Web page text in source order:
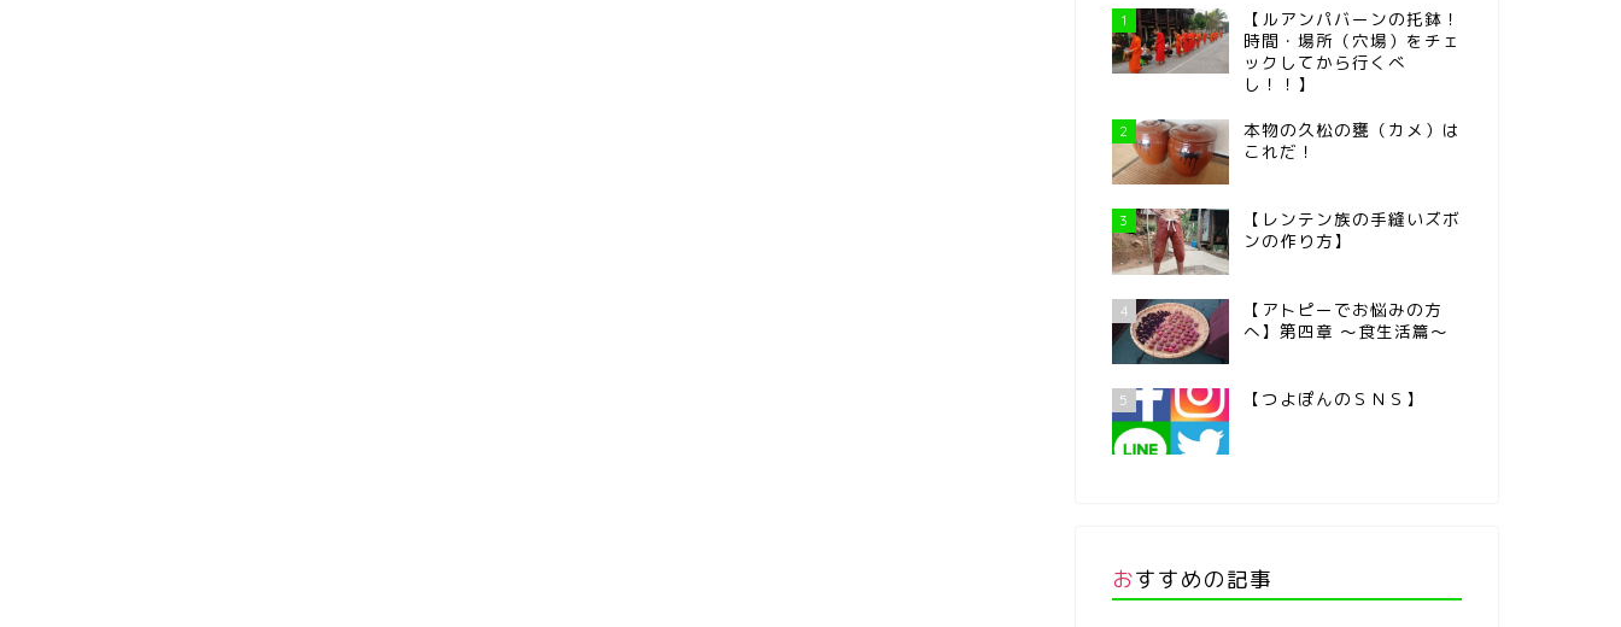
1
【ルアンパバーンの托鉢！
時間・場所（穴場）をチェ
ックしてから行くべ
し！！】
2
本物の久松の甕（カメ）は
これだ！
3
【レンテン族の手縫いズボ
ンの作り方】
4
【アトピーでお悩みの方
へ】第四章 ～食生活篇～
5 【つよぽんのＳＮＳ】
おすすめの記事